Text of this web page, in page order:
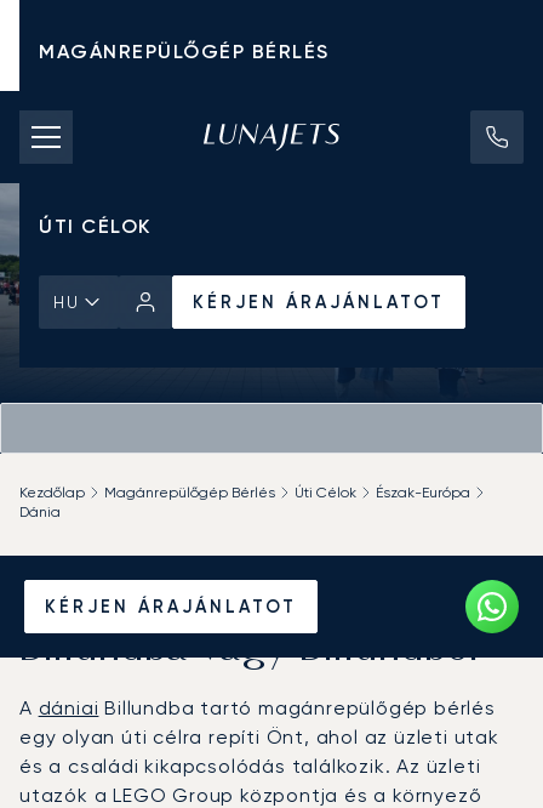
MAGÁNREPÜLŐGÉP BÉRLÉS
CHARTER ÁRAK
MAGÁNREPÜLŐGÉPEK
ÚTI CÉLOK
HU KÉRJEN ÁRAJÁNLATOT
KÉRJEN ÁRAJÁNLATOT
Kezdőlap Magánrepülőgép Bérlés Úti Célok
Észak-Európa
Dánia
Béreljen magánrepülőt
Billundba vagy Billundból
A dániai Billundba tartó magánrepülőgép bérlés
egy olyan úti célra repíti Önt, ahol az üzleti utak
és a családi kikapcsolódás találkozik. Az üzleti
utazók a LEGO Group központja és a környező